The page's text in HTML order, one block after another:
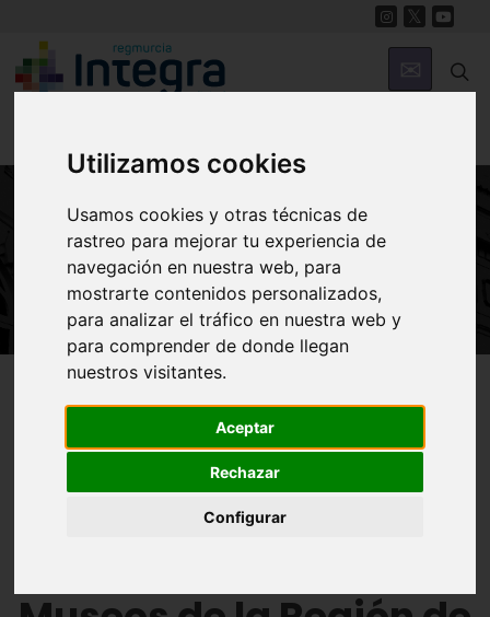
Utilizamos cookies
Usamos cookies y otras técnicas de
rastreo para mejorar tu experiencia de
navegación en nuestra web, para
mostrarte contenidos personalizados,
para analizar el tráfico en nuestra web y
para comprender de donde llegan
nuestros visitantes.
Aceptar
Rechazar
Configurar
ARTE Y CULTURA
Museos de la Región de Murcia
Región de Murcia Digital Arte y Cultura
Arqueológicos